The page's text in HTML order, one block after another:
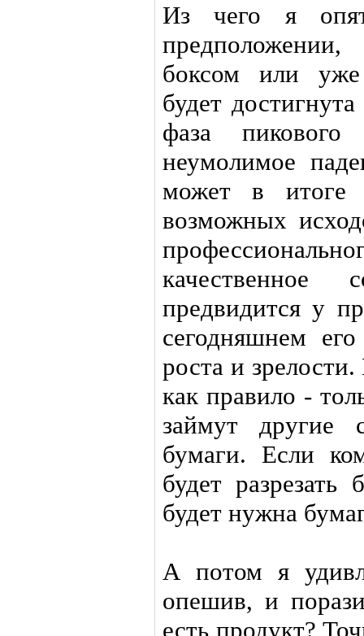
Из чего я
боксом или
будет
фаза
неумолимое
может в итоге
возможных
качественное
предвидится у
сегодняшнем
роста и
как правило -
займут другие
бумаги. Если
будет разрезать
будет нужна
А потом я
опешив, и
есть продукт?